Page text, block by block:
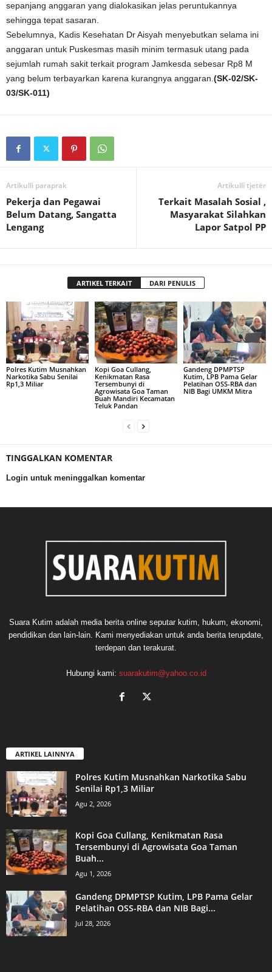
sepanjang anggaran yang dialokasikan jelas peruntukannya
sehingga tepat sasaran.
Sebelumnya, Kadis Kesehatan Dr Aisyah menyebutkan selama ini
anggaran untuk Puskesmas masih minim termasuk utang pada
sejumlah rumah sakit terkait program Jamkesda sebesar Rp8 M
yang belum terbayarkan karena kurangnya anggaran. (SK-02/SK-
03/SK-011)
Artikulli paraprak
Pekerja dan Pegawai
Belum Datang, Sangatta
Lengang
Artikulli tjetër
Terkait Masalah Sosial ,
Masyarakat Silahkan
Lapor Satpol PP
ARTIKEL TERKAIT DARI PENULIS
Polres Kutim Musnahkan
Narkotika Sabu Senilai
Rp1,3 Miliar
Kopi Goa Cullang,
Kenikmatan Rasa
Tersembunyi di
Agrowisata Goa Taman
Buah Mandiri Kecamatan
Teluk Pandan
Gandeng DPMPTSP
Kutim, LPB Pama Gelar
Pelatihan OSS-RBA dan
NIB Bagi UMKM Mitra
TINGGALKAN KOMENTAR
Login untuk meninggalkan komentar
Suara Kutim adalah media berita online seputar kutim, hukum, ekonomi,
pendidikan dan lain-lain. Kami menyediakan untuk anda berita terupdate,
terdepan dan terakurat.
Hubungi kami: suarakutim@yahoo.co.id
ARTIKEL LAINNYA
Polres Kutim Musnahkan Narkotika Sabu
Senilai Rp1,3 Miliar
Agu 2, 2026
Kopi Goa Cullang, Kenikmatan Rasa
Tersembunyi di Agrowisata Goa Taman
Buah...
Agu 1, 2026
Gandeng DPMPTSP Kutim, LPB Pama Gelar
Pelatihan OSS-RBA dan NIB Bagi...
Jul 28, 2026